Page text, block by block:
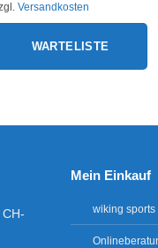
Versandkosten
WARTELISTE
Mein Einkauf
wiking sports